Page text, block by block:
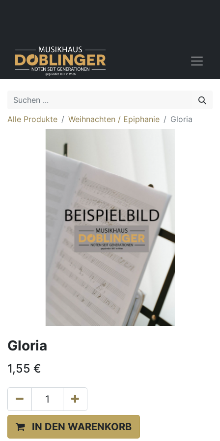
Alle Produkte Weihnachten / Epiphanie Gloria
Gloria
1,55 €
IN DEN WARENKORB